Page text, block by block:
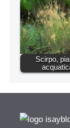
Scirpo,